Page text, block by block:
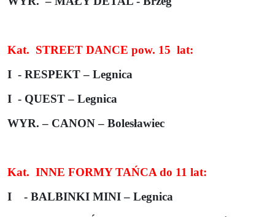
Kat. STREET DANCE pow. 15 lat:
I - RESPEKT – Legnica
I - QUEST – Legnica
WYR. – CANON – Bolesławiec
Kat. INNE FORMY TAŃCA do 11 lat:
I
- BALBINKI MINI – Legnica